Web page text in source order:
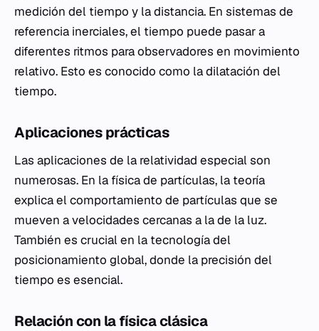
medición del tiempo y la distancia. En sistemas de
referencia inerciales, el tiempo puede pasar a
diferentes ritmos para observadores en movimiento
relativo. Esto es conocido como la dilatación del
tiempo.
Aplicaciones prácticas
Las aplicaciones de la relatividad especial son
numerosas. En la física de partículas, la teoría
explica el comportamiento de partículas que se
mueven a velocidades cercanas a la de la luz.
También es crucial en la tecnología del
posicionamiento global, donde la precisión del
tiempo es esencial.
Relación con la física clásica